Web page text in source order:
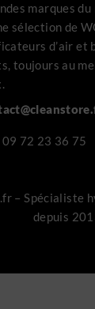
marques
sélection de
d’air et
toujours au
09 72 23 36 75
– Spécialiste
depuis